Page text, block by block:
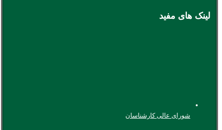
لینک های مفید
شورای عالی کارشناسان